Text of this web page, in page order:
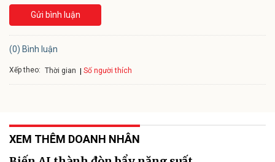
Gửi bình luận
(0) Bình luận
Xếp theo: Thời gian Số người thích
XEM THÊM DOANH NHÂN